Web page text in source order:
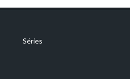
Séries